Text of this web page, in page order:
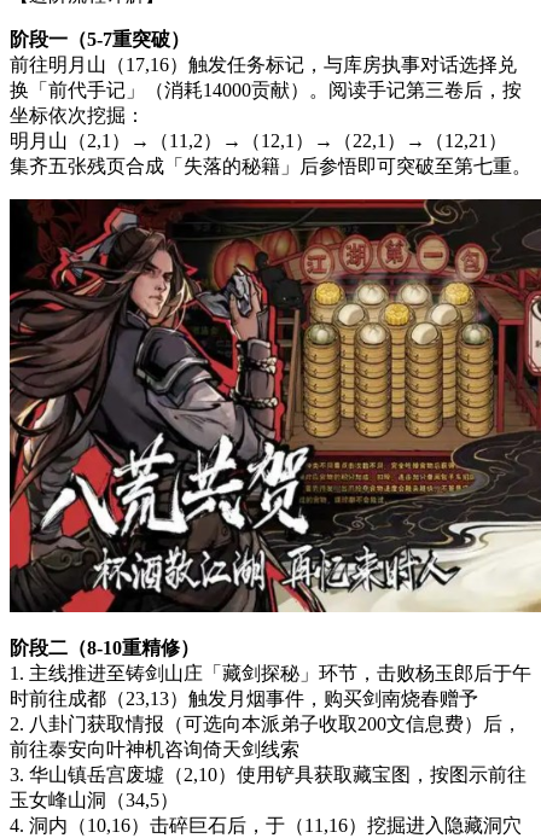
阶段一（5-7重突破）
前往明月山（17,16）触发任务标记，与库房执事对话选择兑
换「前代手记」（消耗14000贡献）。阅读手记第三卷后，按
坐标依次挖掘：
明月山（2,1）→（11,2）→（12,1）→（22,1）→（12,21）
集齐五张残页合成「失落的秘籍」后参悟即可突破至第七重。
阶段二（8-10重精修）
1. 主线推进至铸剑山庄「藏剑探秘」环节，击败杨玉郎后于午
时前往成都（23,13）触发月烟事件，购买剑南烧春赠予
2. 八卦门获取情报（可选向本派弟子收取200文信息费）后，
前往泰安向叶神机咨询倚天剑线索
3. 华山镇岳宫废墟（2,10）使用铲具获取藏宝图，按图示前往
玉女峰山洞（34,5）
4. 洞内（10,16）击碎巨石后，于（11,16）挖掘进入隐藏洞穴